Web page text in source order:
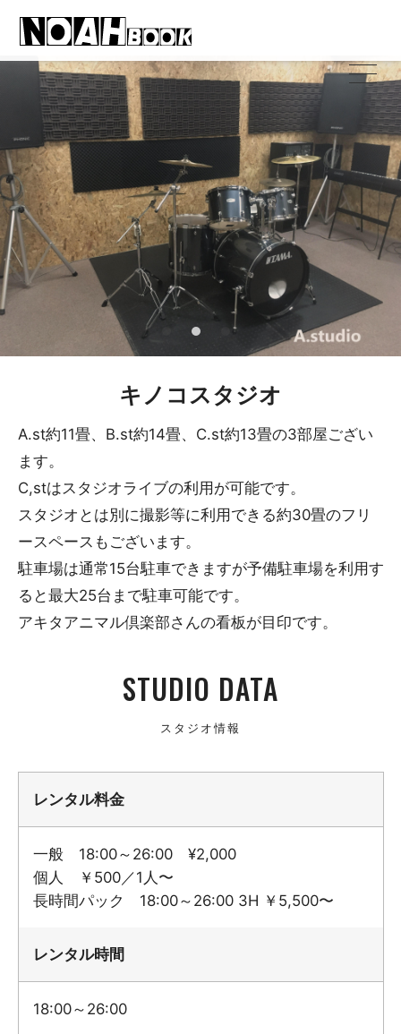
キノコスタジオ
A.st約11畳、B.st約14畳、C.st約13畳の3部屋ござい
ます。
C,stはスタジオライブの利用が可能です。
スタジオとは別に撮影等に利用できる約30畳のフリ
ースペースもございます。
駐車場は通常15台駐車できますが予備駐車場を利用す
ると最大25台まで駐車可能です。
アキタアニマル倶楽部さんの看板が目印です。
STUDIO DATA
スタジオ情報
レンタル料金
一般 18:00～26:00 ¥2,000
個人 ￥500／1人〜
長時間パック 18:00～26:00 3H ￥5,500〜
レンタル時間
18:00～26:00